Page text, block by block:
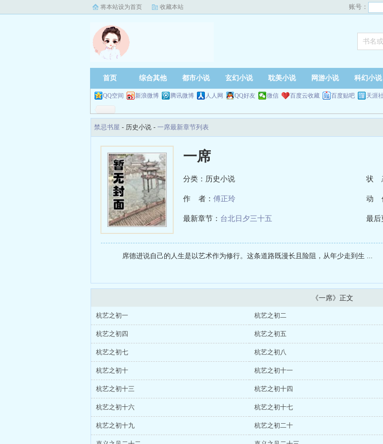
将本站设为首页 收藏本站 账号：
首页 综合其他 都市小说 玄幻小说 耽美小说 网游小说 科幻小说
QQ空间 新浪微博 腾讯微博 人人网 QQ好友 微信 百度云收藏 百度贴吧 天涯
禁忌书屋 - 历史小说 - 一席最新章节列表
一席
分类：历史小说 状
作 者： 傅正玲 动
最新章节： 台北日夕三十五 最后
席德进说自己的人生是以艺术作为修行。这条道路既漫长且险阻，从年少走到生 ...
《一席》正文
杭艺之初一 杭艺之初二
杭艺之初四 杭艺之初五
杭艺之初七 杭艺之初八
杭艺之初十 杭艺之初十一
杭艺之初十三 杭艺之初十四
杭艺之初十六 杭艺之初十七
杭艺之初十九 杭艺之初二十